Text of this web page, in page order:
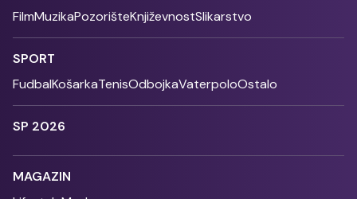
FilmMuzikaPozorišteKnjiževnostSlikarstvo
SPORT
FudbalKošarkaTenisOdbojkaVaterpoloOstalo
SP 2026
MAGAZIN